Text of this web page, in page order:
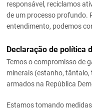
responsável, reciclamos
de um processo profundo.
entendimento, podemos
Declaração de política
Temos o compromisso de
minerais (estanho,
armados na República
Estamos tomando